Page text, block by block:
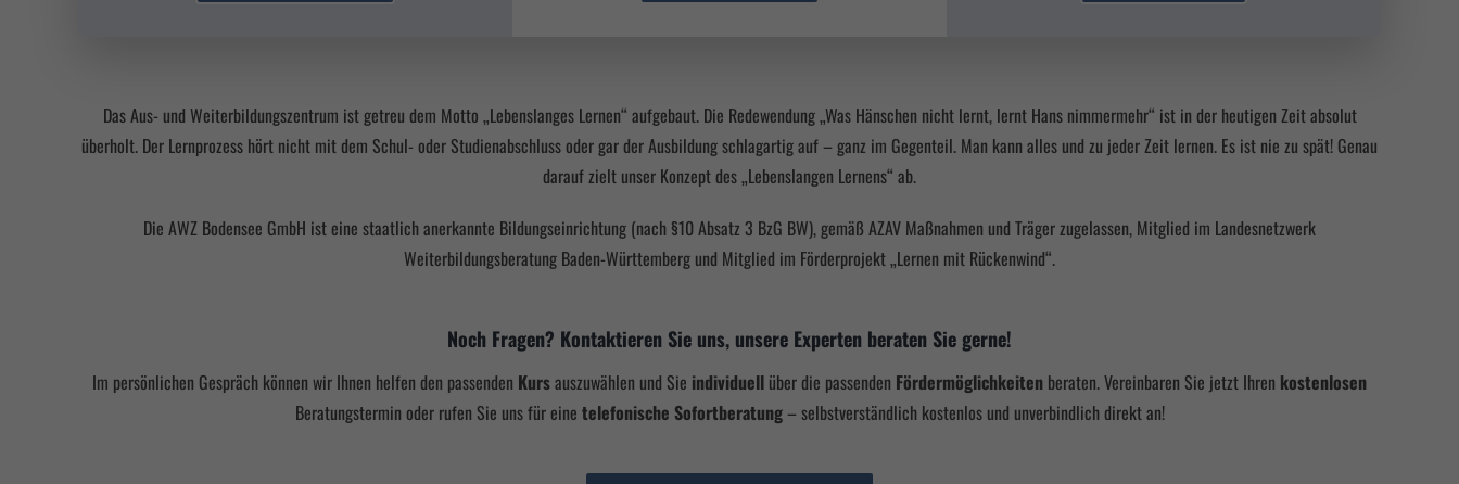
Das Aus- und Weiterbildungszentrum ist getreu dem Motto „Lebenslanges Lernen“ aufgebaut. Die Redewendung „Was Hänschen nicht lernt, lernt Hans nimmermehr“ ist in der heutigen Zeit absolut
überholt. Der Lernprozess hört nicht mit dem Schul- oder Studienabschluss oder gar der Ausbildung schlagartig auf – ganz im Gegenteil. Man kann alles und zu jeder Zeit lernen. Es ist nie zu spät! Genau
darauf zielt unser Konzept des „Lebenslangen Lernens“ ab.
Die AWZ Bodensee GmbH ist eine staatlich anerkannte Bildungseinrichtung (nach §10 Absatz 3 BzG BW), gemäß AZAV Maßnahmen und Träger zugelassen, Mitglied im Landesnetzwerk
Weiterbildungsberatung Baden-Württemberg und Mitglied im Förderprojekt „Lernen mit Rückenwind“.
Noch Fragen? Kontaktieren Sie uns, unsere Experten beraten Sie gerne!
Im persönlichen Gespräch können wir Ihnen helfen den passenden Kursauszuwählen und Sie individuell über die passenden Fördermöglichkeiten beraten. Vereinbaren Sie jetzt Ihren kostenlosen
Beratungstermin oder rufen Sie uns für eine telefonische Sofortberatung– selbstverständlich kostenlos und unverbindlich direkt an!